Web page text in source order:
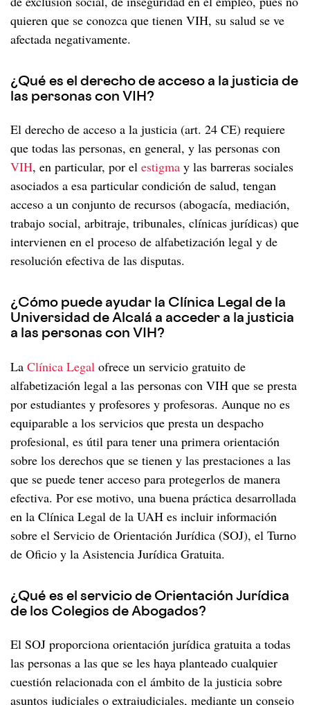
PRO sobre la adherencia
Resistencias del VIH
Salud mental y emocional
Ansiedad y VIH
Insomnio y VIH
Salud sexual en la mujer
Infecciones y enfermedades ginecológicas
Menopausia
Mujeres trans y VIH
Depresión en mujeres con VIH
VIH si eres hombre
Si quieres ser padre
¿Necesitas visado si tienes VIH?
Salud mental y VIH
Corazón y VIH
Pulmón y VIH
Hígado y VIH
Diabetes y VIH
Cáncer y VIH
Envejecer con VIH
Vida saludable y plena con VIH
El reto de la fragilidad
Envejecer si eres mujer con VIH
A los 20
A los 30
A los 50
Desde los 60
Derechos de las personas mayores con VIH
Estigma y discriminación
El estigma y su impacto
Tus derechos
50 píldoras legales sobre el VIH
Espermicidas
Tratamiento como prevención
Qué es la prevención combinada
GUÍAS
QUIÉNES SOMOS
DICCIONARIO DEL VIH
PREGUNTAS CON RESPUESTA
REFERENCIAS Y BIBLIOGRAFÍA
quieren que se conozca que tienen VIH, su salud se ve
afectada negativamente.
¿Qué es el derecho de acceso a la justicia de
las personas con VIH?
El derecho de acceso a la justicia (art. 24 CE) requiere
que todas las personas, en general, y las personas con
VIH, en particular, por el estigma y las barreras sociales
asociados a esa particular condición de salud, tengan
acceso a un conjunto de recursos (abogacía, mediación,
trabajo social, arbitraje, tribunales, clínicas jurídicas) que
intervienen en el proceso de alfabetización legal y de
resolución efectiva de las disputas.
¿Cómo puede ayudar la Clínica Legal de la
Universidad de Alcalá a acceder a la justicia
a las personas con VIH?
La Clínica Legal ofrece un servicio gratuito de
alfabetización legal a las personas con VIH que se presta
por estudiantes y profesores y profesoras. Aunque no es
equiparable a los servicios que presta un despacho
profesional, es útil para tener una primera orientación
sobre los derechos que se tienen y las prestaciones a las
que se puede tener acceso para protegerlos de manera
efectiva. Por ese motivo, una buena práctica desarrollada
en la Clínica Legal de la UAH es incluir información
sobre el Servicio de Orientación Jurídica (SOJ), el Turno
de Oficio y la Asistencia Jurídica Gratuita.
¿Qué es el servicio de Orientación Jurídica
de los Colegios de Abogados?
El SOJ proporciona orientación jurídica gratuita a todas
las personas a las que se les haya planteado cualquier
cuestión relacionada con el ámbito de la justicia sobre
asuntos judiciales o extrajudiciales, mediante un consejo